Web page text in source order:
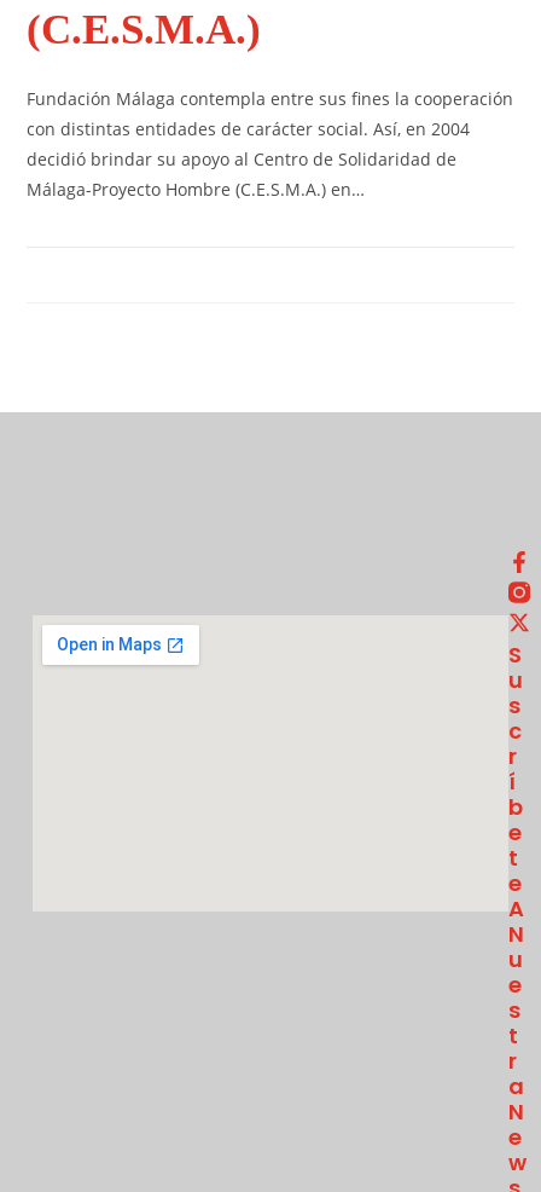
(C.E.S.M.A.)
Fundación Málaga contempla entre sus fines la cooperación
con distintas entidades de carácter social. Así, en 2004
decidió brindar su apoyo al Centro de Solidaridad de
Málaga-Proyecto Hombre (C.E.S.M.A.) en…
S
U
S
C
R
Í
B
E
T
E
A
N
U
E
S
T
R
A
N
E
W